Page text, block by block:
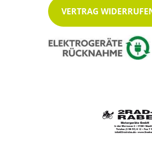
VERTRAG